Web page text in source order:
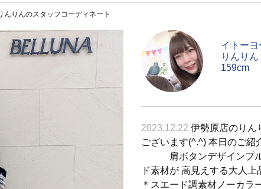
んりんのスタッフコーディネート
イトー
りんりん
159cm
2023.12.22 伊勢原店のりん
ございます(^.^) 本日のご紹
肩ボタンデザインプル
ド素材が 高見えする大人
＊スエード調素材ノーカラ